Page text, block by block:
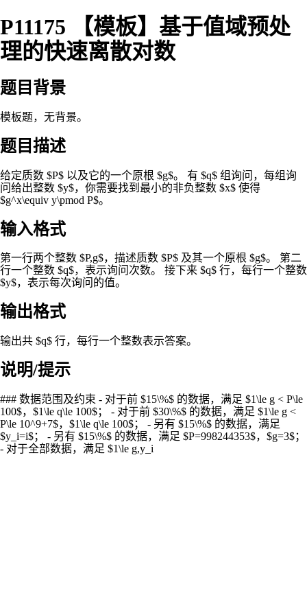
P11175 【模板】基于值域预处
理的快速离散对数
题目背景
模板题，无背景。
题目描述
给定质数 $P$ 以及它的一个原根 $g$。 有 $q$ 组询问，每组询
问给出整数 $y$，你需要找到最小的非负整数 $x$ 使得
$g^x\equiv y\pmod P$。
输入格式
第一行两个整数 $P,g$，描述质数 $P$ 及其一个原根 $g$。 第二
行一个整数 $q$，表示询问次数。 接下来 $q$ 行，每行一个整数
$y$，表示每次询问的值。
输出格式
输出共 $q$ 行，每行一个整数表示答案。
说明/提示
### 数据范围及约束 - 对于前 $15\%$ 的数据，满足 $1\le g < P\le
100$，$1\le q\le 100$； - 对于前 $30\%$ 的数据，满足 $1\le g <
P\le 10^9+7$，$1\le q\le 100$； - 另有 $15\%$ 的数据，满足
$y_i=i$； - 另有 $15\%$ 的数据，满足 $P=998244353$，$g=3$；
- 对于全部数据，满足 $1\le g,y_i